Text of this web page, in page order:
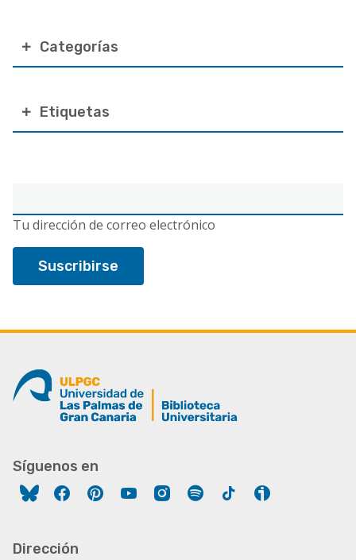
electrónico
Tu dirección de correo electrónico
Categorías
Etiquetas
Síguenos en
FacebookPinterestYouTubeInstagram
Spotify Tiktok
Dirección